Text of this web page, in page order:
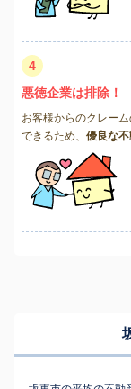
4
悪徳企業は排除！
お客様からのクレー
できるため、 優良な